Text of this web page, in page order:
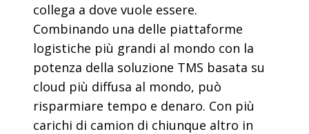
collega a dove vuole essere.
Combinando una delle piattaforme
logistiche più grandi al mondo con la
potenza della soluzione TMS basata su
cloud più diffusa al mondo, può
risparmiare tempo e denaro. Con più
carichi di camion di chiunque altro in